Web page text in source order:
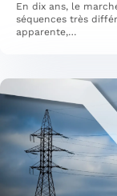
En dix ans, le
séquences très
apparente,…